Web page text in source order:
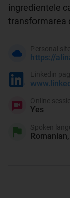
ingredientele
transformarea
https://
Personal site
Linkedin
Yes
Online
Spoken